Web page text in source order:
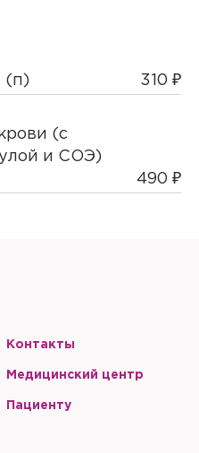
(п)
310 ₽
(с
и СОЭ)
490 ₽
Контакты
Медицинский центр
Пациенту